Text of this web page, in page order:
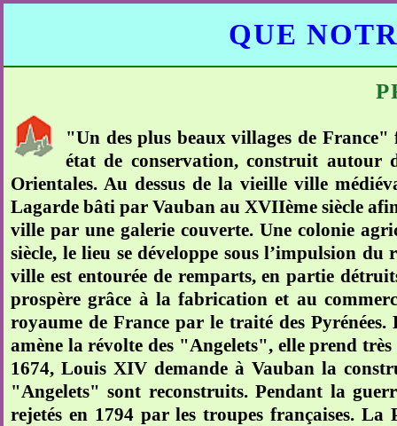
QUE
"Un des plus beaux villages de
état de conservation, construit autour
Orientales. Au dessus de la vieille ville
Lagarde bâti par Vauban au XVIIème siècle
ville par une galerie couverte. Une colonie
siècle, le lieu se développe sous l’impulsion
ville est entourée de remparts, en partie
prospère grâce à la fabrication et au
royaume de France par le traité des
amène la révolte des "Angelets", elle prend
1674, Louis XIV demande à Vauban la
"Angelets" sont reconstruits. Pendant la
rejetés en 1794 par les troupes françaises.